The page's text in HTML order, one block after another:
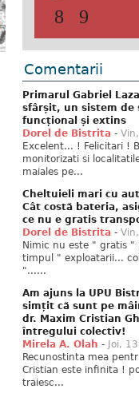
8
9
Comentarii
Primarul Gabriel
sfârșit, un sistem de
funcțional și extins
Dorel de Bistrita -
Excelent... ! Felicitari !
monitorizati si
maiales pe...
Cheltuieli mari cu
Cât costă bateria,
ce nu e gratis
Dorel de Bistrita -
Nimic nu este " gratis "
timpul " exploatarii...
"......
Am ajuns la UPU
simțit că sunt pe
dr. Maxim Cristian
întregului colectiv!
Mirela A. Olah - Joi,
Recunostinta mea
Cristian este infinita !
traiesc...